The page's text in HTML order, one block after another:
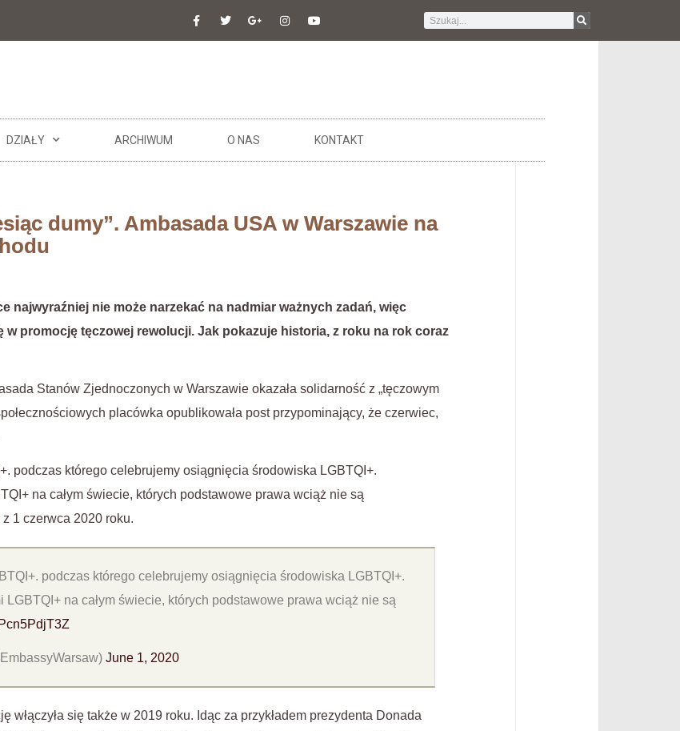
DZIAŁY ARCHIWUM O NAS KONTAKT
dumy”. Ambasada USA w Warszawie na
najwyraźniej nie może narzekać na nadmiar ważnych zadań, więc
w promocję tęczowej rewolucji. Jak pokazuje historia, z roku na rok coraz
Stanów Zjednoczonych w Warszawie okazała solidarność z „tęczowym
placówka opublikowała post przypominający, że czerwiec,
podczas którego celebrujemy osiągnięcia środowiska LGBTQI+.
na całym świecie, których podstawowe prawa wciąż nie są
1 czerwca 2020 roku.
podczas którego celebrujemy osiągnięcia środowiska LGBTQI+.
na całym świecie, których podstawowe prawa wciąż nie są
June 1, 2020
włączyła się także w 2019 roku. Idąc za przykładem prezydenta Donada